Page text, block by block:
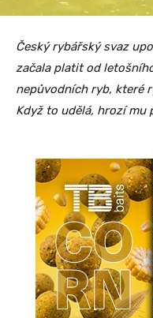
Český rybářský svaz
začala platit od
nepůvodních ryb, které
Když to udělá, hrozí mu